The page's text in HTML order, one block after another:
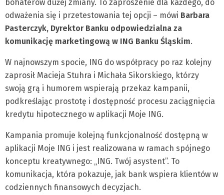
bohaterów dużej zmiany. To zaproszenie dla każdego, do
odważenia się i przetestowania tej opcji – mówi Barbara
Pasterczyk, Dyrektor Banku odpowiedzialna za
komunikację marketingową w ING Banku Śląskim.
W najnowszym spocie, ING do współpracy po raz kolejny
zaprosił Macieja Stuhra i Michała Sikorskiego, którzy
swoją grą i humorem wspierają przekaz kampanii,
podkreślając prostotę i dostępność procesu zaciągnięcia
kredytu hipotecznego w aplikacji Moje ING.
Kampania promuje kolejną funkcjonalność dostępną w
aplikacji Moje ING i jest realizowana w ramach spójnego
konceptu kreatywnego: „ING. Twój asystent”. To
komunikacja, która pokazuje, jak bank wspiera klientów w
codziennych finansowych decyzjach.